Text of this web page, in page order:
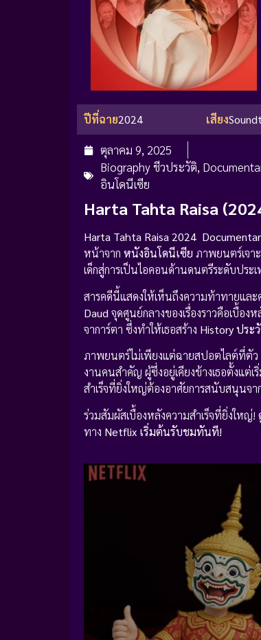
ปีที่ฉาย2024 เสียง
ตุลาคม 9, 2025
Biography ชีวประวัติ,
อินโดนีเซีย
Harta Tahta Raisa
Harta Tahta Raisa 2024
หน้าจาก หนังอินโดนีเซีย ภาพยนตร์เจา
เด็กสู่การเป็นไอคอนด้านดนตรีระดับประเ
สารคดีนี้แสดงให้เห็นถึงความท้าทายแล
Daud จุดศูนย์กลางของเรื่องราวคือเบื้อง
จาการ์ตา ซึ่งทำให้เธอสร้าง History ประ
ภาพยนตร์ไม่เพียงแต่ฉายสปอตไลต์ที่ตั
งานคนสำคัญ ผู้ซึ่งอยู่เคียงข้างเธอตั้งแต่
สำเร็จที่ยิ่งใหญ่ต้องอาศัยการสนับสนุนจ
ร่วมสัมผัสเบื้องหลังความสำเร็จที่ยิ่งใหญ่!
ทาง Netflix เริ่มต้นรับชมทันที!